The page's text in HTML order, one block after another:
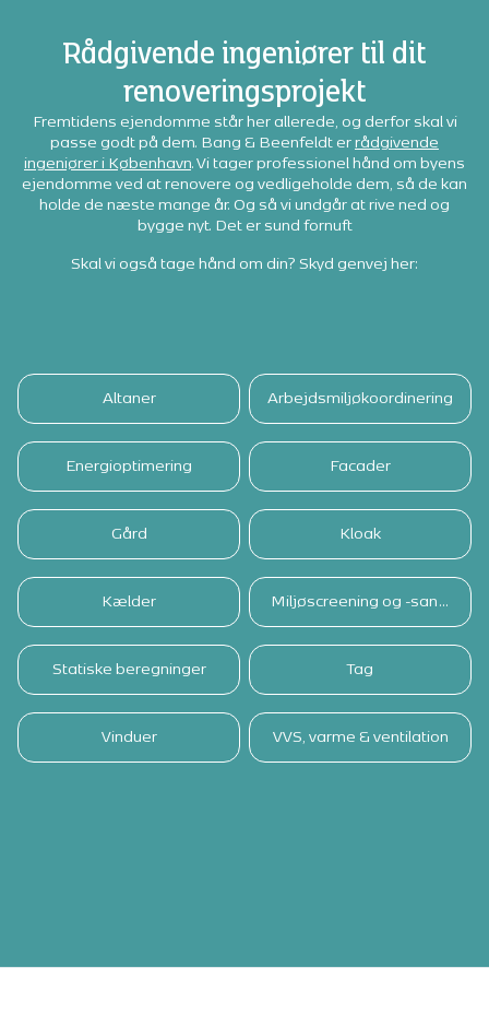
Rådgivende ingeniører til dit
renoveringsprojekt
Fremtidens ejendomme står her allerede, og derfor skal vi
passe godt på dem. Bang & Beenfeldt er rådgivende
ingeniører i København. Vi tager professionel hånd om byens
ejendomme ved at renovere og vedligeholde dem, så de kan
holde de næste mange år. Og så vi undgår at rive ned og
bygge nyt. Det er sund fornuft
Skal vi også tage hånd om din? Skyd genvej her:
Altaner Arbejdsmiljøkoordinering
Energioptimering Facader
Gård Kloak
Kælder Miljøscreening og -sanering
Statiske beregninger Tag
Vinduer VVS, varme & ventilation